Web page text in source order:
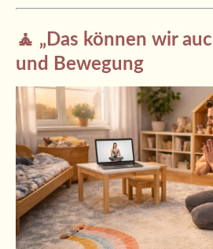
🧘 „Das können wir
und Bewegung